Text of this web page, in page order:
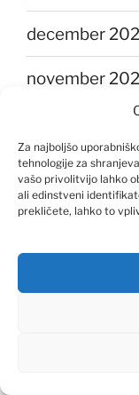
Za najboljšo
tehnologije za
vašo privolitvijo lahko
ali edinstveni
prekličete, lahko to
december
november
september
avgust 2021
julij 2021